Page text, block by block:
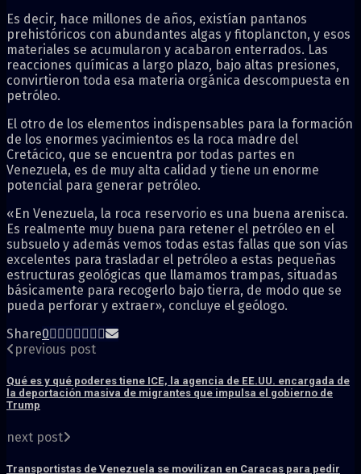
Es decir, hace millones de años, existían pantanos
prehistóricos con abundantes algas y fitoplancton, y esos
materiales se acumularon y acabaron enterrados. Las
reacciones químicas a largo plazo, bajo altas presiones,
convirtieron toda esa materia orgánica descompuesta en
petróleo.
El otro de los elementos indispensables para la formación
de los enormes yacimientos es la roca madre del
Cretácico, que se encuentra por todas partes en
Venezuela, es de muy alta calidad y tiene un enorme
potencial para generar petróleo.
«En Venezuela, la roca reservorio es una buena arenisca.
Es realmente muy buena para retener el petróleo en el
subsuelo y además vemos todas estas fallas que son vías
excelentes para trasladar el petróleo a estas pequeñas
estructuras geológicas que llamamos trampas, situadas
básicamente para recogerlo bajo tierra, de modo que se
pueda perforar y extraer», concluye el geólogo.
Share0
previous post
Qué es y qué poderes tiene ICE, la agencia de EE.UU. encargada de
la deportación masiva de migrantes que impulsa el gobierno de
Trump
next post
Transportistas de Venezuela se movilizan en Caracas para pedir